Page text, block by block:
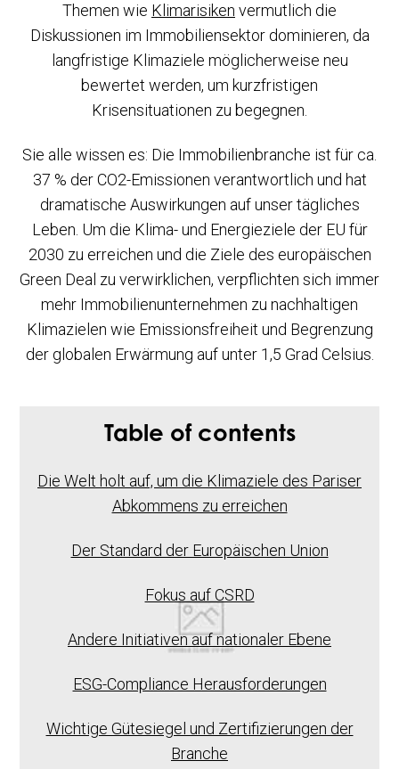
Themen wie Klimarisiken vermutlich die
Diskussionen im Immobiliensektor dominieren, da
langfristige Klimaziele möglicherweise neu
bewertet werden, um kurzfristigen
Krisensituationen zu begegnen.
Sie alle wissen es: Die Immobilienbranche ist für ca.
37 % der CO2-Emissionen verantwortlich und hat
dramatische Auswirkungen auf unser tägliches
Leben. Um die Klima- und Energieziele der EU für
2030 zu erreichen und die Ziele des europäischen
Green Deal zu verwirklichen, verpflichten sich immer
mehr Immobilienunternehmen zu nachhaltigen
Klimazielen wie Emissionsfreiheit und Begrenzung
der globalen Erwärmung auf unter 1,5 Grad Celsius.
Table of contents
Die Welt holt auf, um die Klimaziele des Pariser
Abkommens zu erreichen
Der Standard der Europäischen Union
Fokus auf CSRD
Andere Initiativen auf nationaler Ebene
ESG-Compliance Herausforderungen
Wichtige Gütesiegel und Zertifizierungen der
Branche